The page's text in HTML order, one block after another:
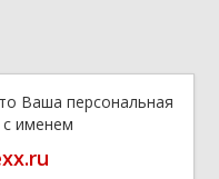
Ваша персональная
именем